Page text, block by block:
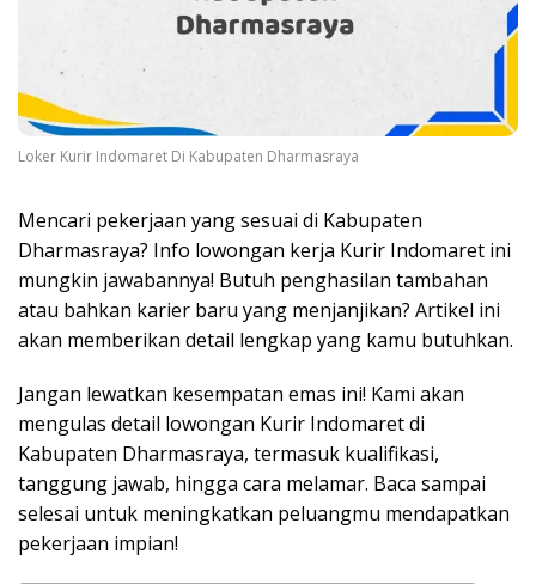
Loker Kurir Indomaret Di Kabupaten Dharmasraya
Mencari pekerjaan yang sesuai di Kabupaten
Dharmasraya? Info lowongan kerja Kurir Indomaret ini
mungkin jawabannya! Butuh penghasilan tambahan
atau bahkan karier baru yang menjanjikan? Artikel ini
akan memberikan detail lengkap yang kamu butuhkan.
Jangan lewatkan kesempatan emas ini! Kami akan
mengulas detail lowongan Kurir Indomaret di
Kabupaten Dharmasraya, termasuk kualifikasi,
tanggung jawab, hingga cara melamar. Baca sampai
selesai untuk meningkatkan peluangmu mendapatkan
pekerjaan impian!